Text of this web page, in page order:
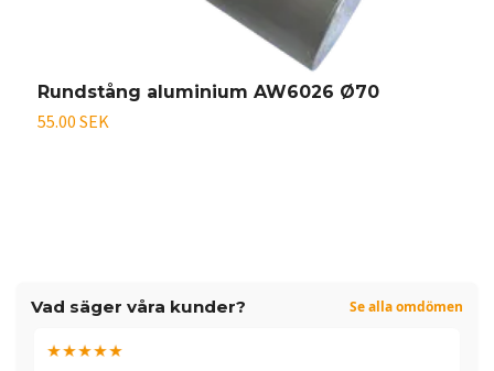
Vad säger våra kunder? Se alla omdömen
★★★★★
Rundstång aluminium AW6026 Ø70
55.00 SEK